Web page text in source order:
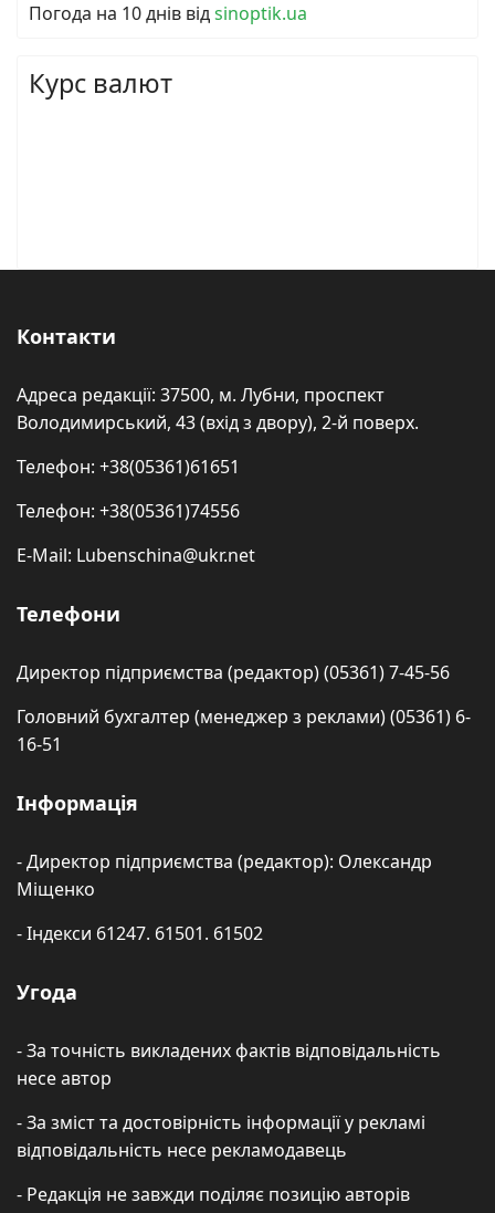
Погода на 10 днів відsinoptik.ua
Курс валют
Контакти
Адреса редакції: 37500, м. Лубни, проспект
Володимирський, 43 (вхід з двору), 2-й поверх.
Телефон: +38(05361)61651
Телефон: +38(05361)74556
E-Mail: Lubenschina@ukr.net
Телефони
Директор підприємства (редактор) (05361) 7-45-56
Головний бухгалтер (менеджер з реклами) (05361) 6-
16-51
Інформація
- Директор підприємства (редактор): Олександр
Міщенко
- Індекси 61247. 61501. 61502
Угода
- За точність викладених фактів відповідальність
несе автор
- За зміст та достовірність інформації у рекламі
відповідальність несе рекламодавець
- Редакція не завжди поділяє позицію авторів